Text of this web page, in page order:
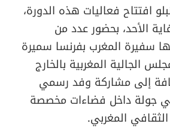
افتتاح فعاليات هذه الدورة،
الأحد، بحضور عدد من
سفيرة المغرب بفرنسا سميرة
الجالية المغربية بالخارج
إلى مشاركة وفد رسمي
جولة داخل فضاءات مخصصة
المغربي.